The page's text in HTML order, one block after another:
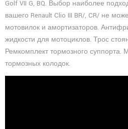
Golf VII G, BQ. Выбор наиболее
вашего Renault Clio III BR/, CR/ не
мотовилок и амортизаторов.
жидкости для мотоциклов. Трос
Ремкомплект тормозного суппорта.
тормозных колодок.